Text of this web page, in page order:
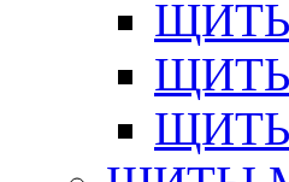
ЩИТЫ
ЩИТЫ